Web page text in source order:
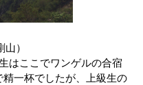
）
はここでワンゲルの合宿
一杯でしたが、上級生の